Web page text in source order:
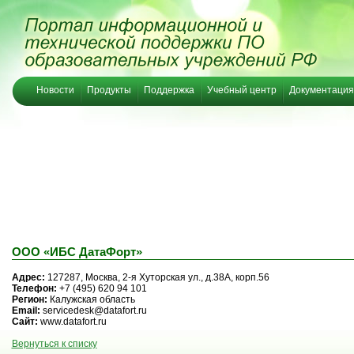
Новости Продукты Поддержка Учебный центр Документация
ООО «ИБС ДатаФорт»
Адрес: 127287, Москва, 2-я Хуторская ул., д.38А, корп.56
Телефон: +7 (495) 620 94 101
Регион: Калужская область
Email: servicedesk@datafort.ru
Сайт: www.datafort.ru
Вернуться к списку